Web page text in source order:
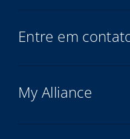
Entre em
My Alliance